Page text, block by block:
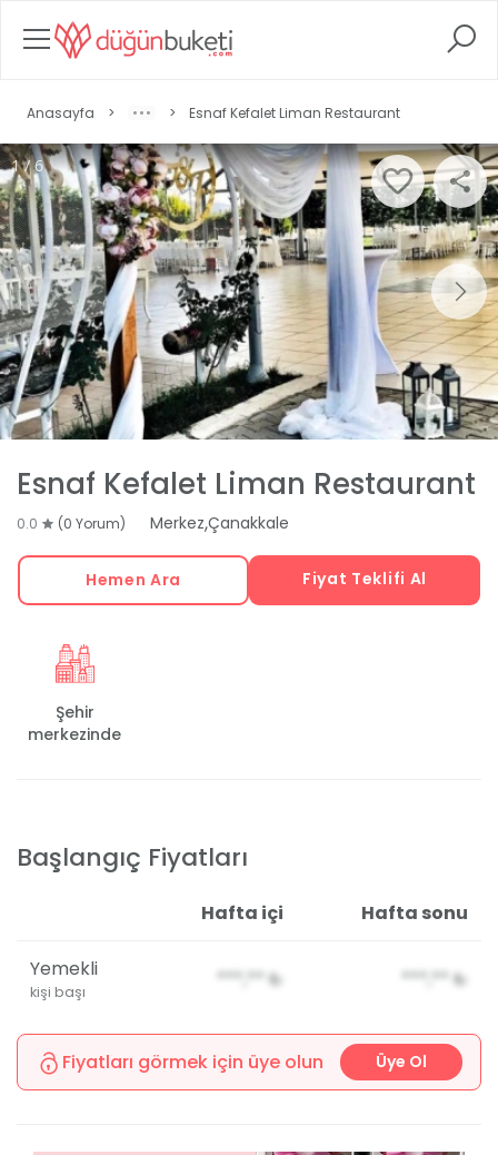
Anasayfa > > Esnaf Kefalet Liman Restaurant
1 / 6
Esnaf Kefalet Liman Restaurant
0.0 (0 Yorum) Merkez,Çanakkale
Hemen Ara Fiyat Teklifi Al
Şehir
merkezinde
Başlangıç Fiyatları
Hafta içi Hafta sonu
Yemekli
kişi başı
***,** ₺ ***,** ₺
Fiyatları görmek için üye olun Üye Ol